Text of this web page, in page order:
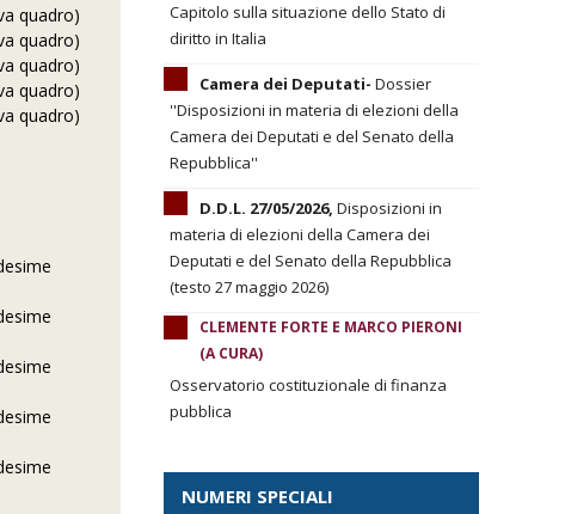
quadro)
quadro)
quadro)
quadro)
quadro)
Capitolo sulla situazione dello Stato di
diritto in Italia
Camera dei Deputati- Dossier
''Disposizioni in materia di elezioni della
Camera dei Deputati e del Senato della
Repubblica''
D.D.L. 27/05/2026, Disposizioni in
materia di elezioni della Camera dei
Deputati e del Senato della Repubblica
(testo 27 maggio 2026)
CLEMENTE FORTE E MARCO PIERONI
(A CURA)
Osservatorio costituzionale di finanza
pubblica
NUMERI SPECIALI